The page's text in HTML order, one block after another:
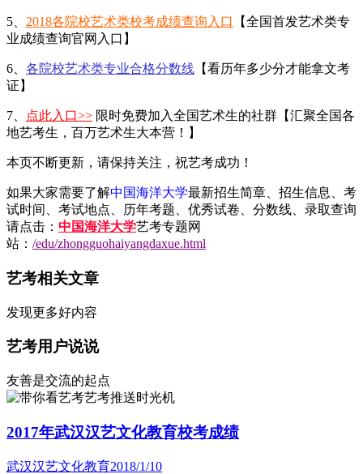
5、 2018各院校艺术类校考成绩查询入口
【全国首发艺术类专
业成绩查询官网入口】
6、 各院校艺术类专业合格分数线 【看历年多少分才能拿文考
证】
7、 点此入口>> 限时免费加入全国艺术生的社群【汇聚全国各
地艺考生，百万艺术生大本营！】
本页不断更新，请保持关注，祝艺考成功！
如果大家需要了解中国海洋大学最新招生简章、招生信息、考
试时间、考试地点、历年考题、优秀试卷、分数线、录取查询
请点击： 中国海洋大学艺考专题网
站： /edu/zhongguohaiyangdaxue.html
艺考相关文章
发现更多好内容
艺考用户说说
友善是交流的起点
艺考推送时光机
2017年武汉汉艺文化教育校考成绩
武汉汉艺文化教育2018/1/10